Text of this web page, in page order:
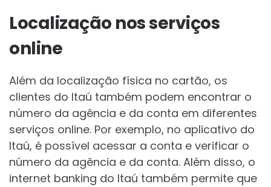
Localização nos serviços
online
Além da localização física no cartão, os
clientes do Itaú também podem encontrar o
número da agência e da conta em diferentes
serviços online. Por exemplo, no aplicativo do
Itaú, é possível acessar a conta e verificar o
número da agência e da conta. Além disso, o
internet banking do Itaú também permite que